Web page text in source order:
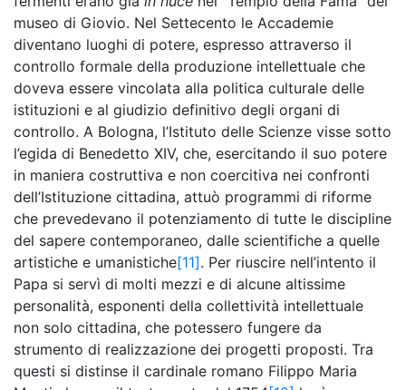
museo di Giovio. Nel Settecento le Accademie
diventano luoghi di potere, espresso attraverso il
controllo formale della produzione intellettuale che
doveva essere vincolata alla politica culturale delle
istituzioni e al giudizio definitivo degli organi di
controllo. A Bologna, l’Istituto delle Scienze visse sotto
l’egida di Benedetto XIV, che, esercitando il suo potere
in maniera costruttiva e non coercitiva nei confronti
dell’Istituzione cittadina, attuò programmi di riforme
che prevedevano il potenziamento di tutte le discipline
del sapere contemporaneo, dalle scientifiche a quelle
artistiche e umanistiche[11]. Per riuscire nell’intento il
Papa si servì di molti mezzi e di alcune altissime
personalità, esponenti della collettività intellettuale
non solo cittadina, che potessero fungere da
strumento di realizzazione dei progetti proposti. Tra
questi si distinse il cardinale romano Filippo Maria